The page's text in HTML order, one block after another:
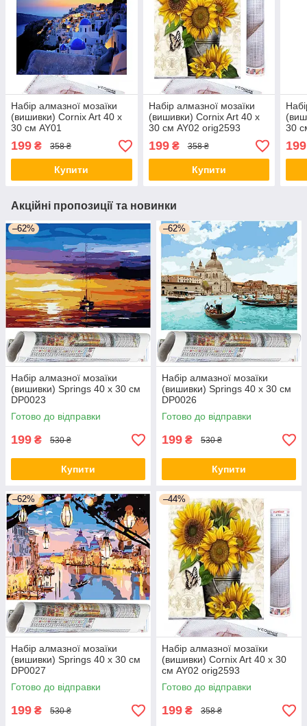
Набір алмазної мозаїки
(вишивки) Cornix Art 40 x
30 см AY01
199 ₴ 358 ₴
Купити
Набір алмазної мозаїки
(вишивки) Cornix Art 40 x
30 см AY02 orig2593
199₴ 358 ₴
Купити
30
199
Акційні пропозиції та новинки
–62%
Набір алмазної мозаїки
(вишивки) Springs 40 x 30 см
DP0023
Готово до відправки
199 ₴ 530 ₴
Купити
–62%
Набір алмазної мозаїки
(вишивки) Springs 40 x 30 см
DP0026
Готово до відправки
199 ₴ 530 ₴
Купити
–62%
Набір алмазної мозаїки
(вишивки) Springs 40 x 30 см
DP0027
Готово до відправки
199 ₴ 530 ₴
–44%
Набір алмазної мозаїки
(вишивки) Cornix Art 40 x 30
см AY02 orig2593
Готово до відправки
199 ₴ 358 ₴